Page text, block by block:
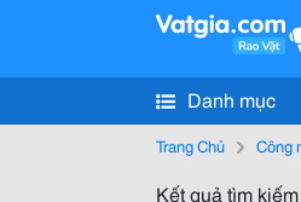
Danh mục
Trang Chủ Công
Kết quả tìm kiếm